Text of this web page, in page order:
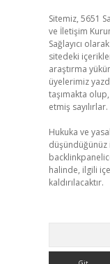
Sitemiz, 5651
ve İletişim
Sağlayıcı
sitedeki
araştırma
üyelerimiz
taşımakta
etmiş sayılırlar.
Hukuka ve
düşündüğünüz
halinde, ilgili
kaldırılacaktır.